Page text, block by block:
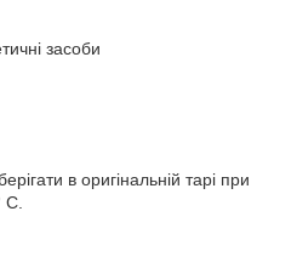
засоби
в оригінальній тарі при
С.